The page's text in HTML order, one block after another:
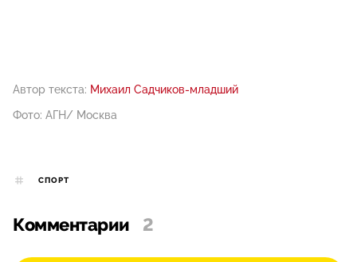
Автор текста: Михаил Садчиков-младший
Фото: АГН/ Москва
СПОРТ
Комментарии 2